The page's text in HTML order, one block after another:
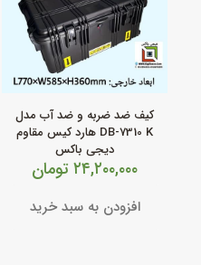
کیف ضد ضربه و ضد آب مدل
DB‑7310 K هارد کیس مقاوم
دیجی باکس
۲۴,۲۰۰,۰۰۰ تومان
افزودن به سبد خرید